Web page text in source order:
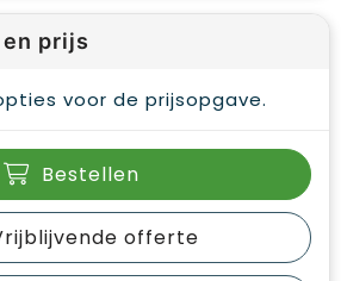
prijs
voor de prijsopgave.
Bestellen
offerte